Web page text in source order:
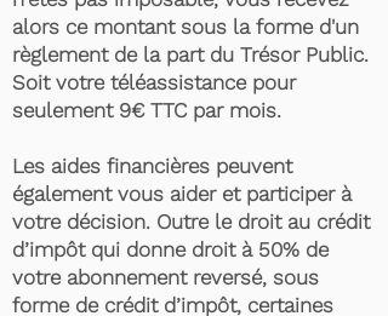
alors ce montant sous la forme d'un
règlement de la part du Trésor Public.
Soit votre téléassistance pour
seulement 9€ TTC par mois.
Les aides financières peuvent
également vous aider et participer à
votre décision. Outre le droit au crédit
d’impôt qui donne droit à 50% de
votre abonnement reversé, sous
forme de crédit d’impôt, certaines